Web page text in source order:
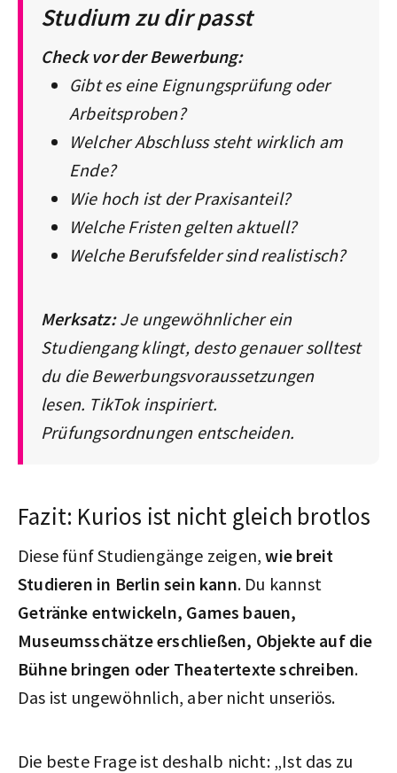
Studium zu dir passt
Check vor der Bewerbung:
Gibt es eine Eignungsprüfung oder
Arbeitsproben?
Welcher Abschluss steht wirklich am
Ende?
Wie hoch ist der Praxisanteil?
Welche Fristen gelten aktuell?
Welche Berufsfelder sind realistisch?
Merksatz:Je ungewöhnlicher ein
Studiengang klingt, desto genauer solltest
du die Bewerbungsvoraussetzungen
lesen. TikTok inspiriert.
Prüfungsordnungen entscheiden.
Fazit: Kurios ist nicht gleich brotlos
Diese fünf Studiengänge zeigen,wie breit
Studieren in Berlin sein kann. Du kannst
Getränke entwickeln, Games bauen,
Museumsschätze erschließen, Objekte auf die
Bühne bringen oder Theatertexte schreiben.
Das ist ungewöhnlich, aber nicht unseriös.
Die beste Frage ist deshalb nicht: „Ist das zu